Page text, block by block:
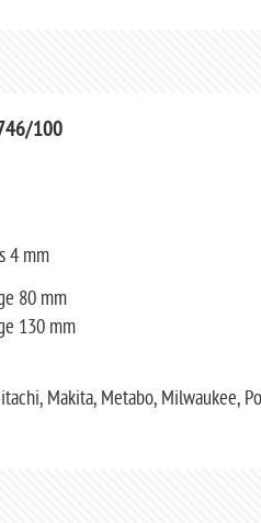
100
4 mm
80 mm
130 mm
Makita, Metabo, Milwaukee,